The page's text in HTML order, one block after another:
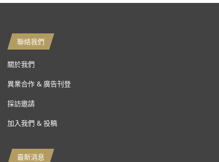
聯絡我們
關於我們
異業合作 & 廣告刊登
採訪邀請
加入我們 & 投稿
最新消息